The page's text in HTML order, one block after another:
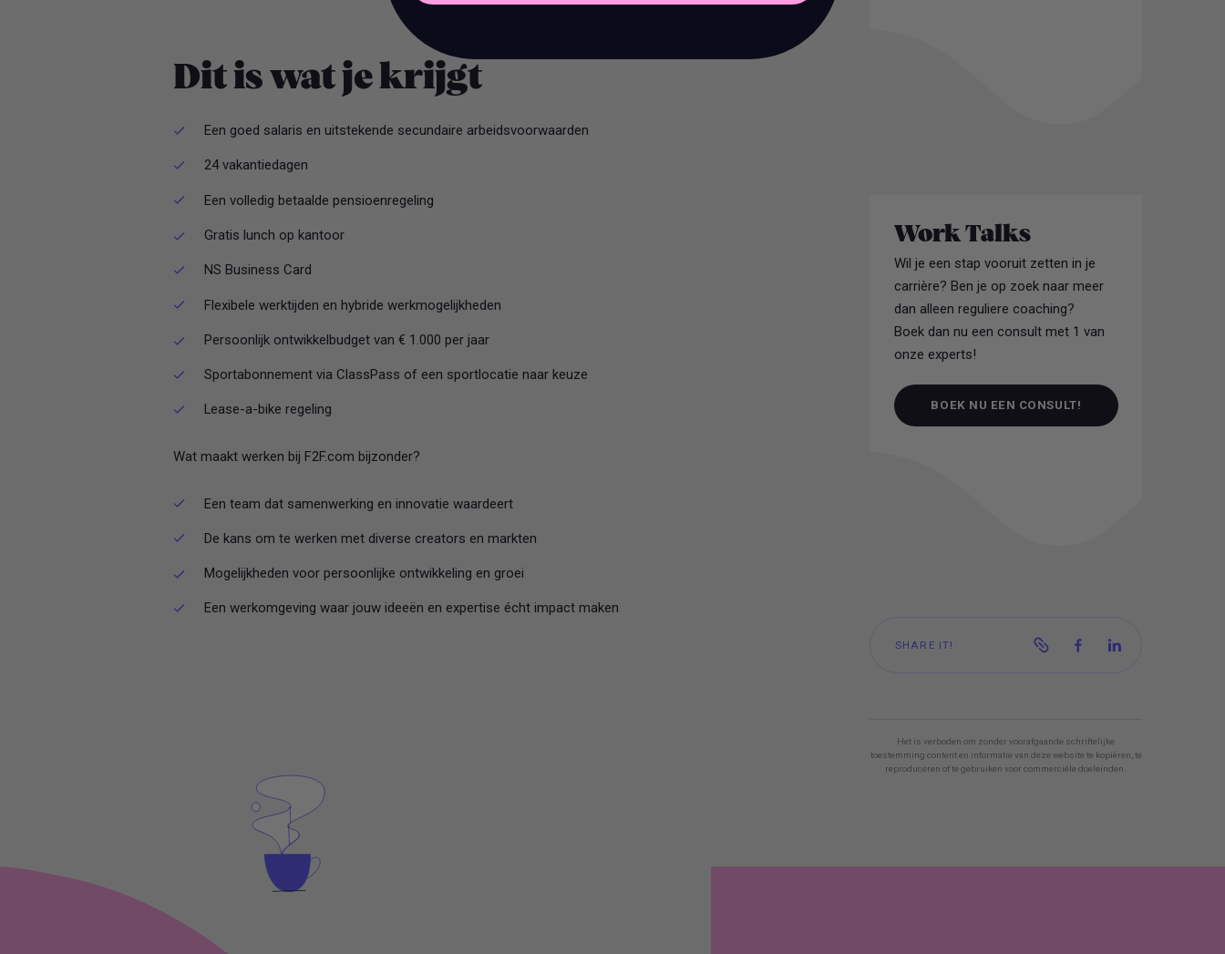
Dit is wat je krijgt
Een goed salaris en uitstekende secundaire arbeidsvoorwaarden
24 vakantiedagen
Een volledig betaalde pensioenregeling
Gratis lunch op kantoor
NS Business Card
Flexibele werktijden en hybride werkmogelijkheden
Persoonlijk ontwikkelbudget van € 1.000 per jaar
Sportabonnement via ClassPass of een sportlocatie naar keuze
Lease-a-bike regeling
Wat maakt werken bij F2F.com bijzonder?
Een team dat samenwerking en innovatie waardeert
De kans om te werken met diverse creators en markten
Mogelijkheden voor persoonlijke ontwikkeling en groei
Een werkomgeving waar jouw ideeën en expertise écht impact maken
Work Talks
Wil je een stap vooruit zetten in je
carrière? Ben je op zoek naar meer
dan alleen reguliere coaching?
Boek dan nu een consult met 1 van
onze experts!
BOEK NU EEN CONSULT!
SHARE IT!
Het is verboden om zonder voorafgaande schriftelijke
toestemming content en informatie van deze website te kopiëren, te
reproduceren of te gebruiken voor commerciële doeleinden.